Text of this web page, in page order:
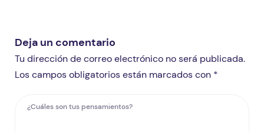
Deja un comentario
Tu dirección de correo electrónico no será publicada.
Los campos obligatorios están marcados con *